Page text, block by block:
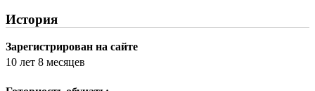
История
Зарегистрирован на сайте
10 лет 8 месяцев